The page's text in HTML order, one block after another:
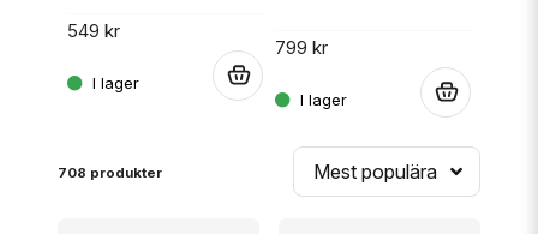
549 kr
799 kr
708 produkter Mest populära